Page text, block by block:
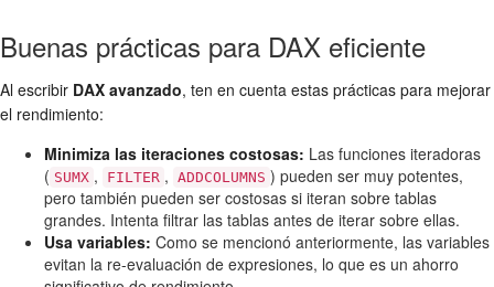
Buenas prácticas para DAX eficiente
Al escribir DAX avanzado, ten en cuenta estas prácticas para mejorar
el rendimiento:
Minimiza las iteraciones costosas: Las funciones iteradoras
( SUMX , FILTER , ADDCOLUMNS ) pueden ser muy potentes,
pero también pueden ser costosas si iteran sobre tablas
grandes. Intenta filtrar las tablas antes de iterar sobre ellas.
Usa variables: Como se mencionó anteriormente, las variables
evitan la re-evaluación de expresiones, lo que es un ahorro